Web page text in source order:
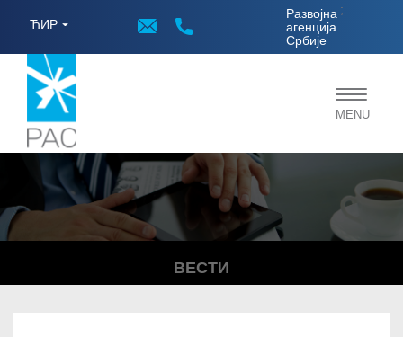
ЋИР
Развојна
агенција
Србије
;
Toggle
MENU
ВЕСТИ